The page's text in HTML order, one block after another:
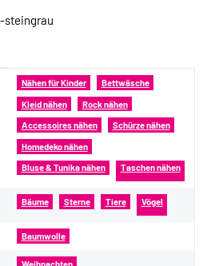
steingrau
Nähen für Kinder Bettwäsche
Kleid nähen Rock nähen
Accessoires nähen Schürze nähen
Homedeko nähen
Bluse & Tunika nähen Taschen nähen
Bäume Sterne Tiere Vögel
Baumwolle